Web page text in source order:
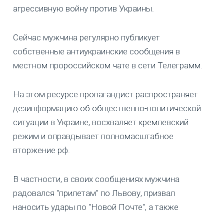
агрессивную войну против Украины.
Сейчас мужчина регулярно публикует
собственные антиукраинские сообщения в
местном пророссийском чате в сети Телеграмм.
На этом ресурсе пропагандист распространяет
дезинформацию об общественно-политической
ситуации в Украине, восхваляет кремлевский
режим и оправдывает полномасштабное
вторжение рф.
В частности, в своих сообщениях мужчина
радовался "прилетам" по Львову, призвал
наносить удары по "Новой Почте", а также